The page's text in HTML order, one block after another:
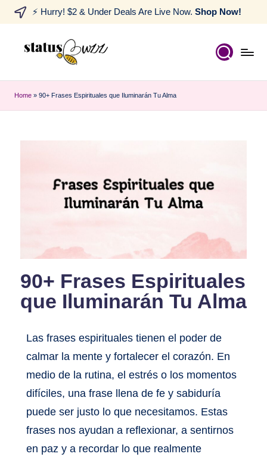
⚡ Hurry! $2 & Under Deals Are Live Now. Shop Now!
Home » 90+ Frases Espirituales que Iluminarán Tu Alma
90+ Frases Espirituales
que Iluminarán Tu Alma
Las frases espirituales tienen el poder de
calmar la mente y fortalecer el corazón. En
medio de la rutina, el estrés o los momentos
difíciles, una frase llena de fe y sabiduría
puede ser justo lo que necesitamos. Estas
frases nos ayudan a reflexionar, a sentirnos
en paz y a recordar lo que realmente